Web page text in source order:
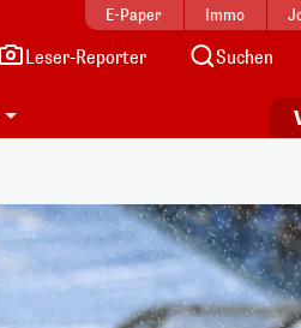
E-Paper Immo
Leser-Reporter Suchen